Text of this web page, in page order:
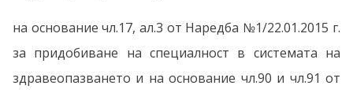
на основание чл.17, ал.3 от Наредба №1/22.01.2015 г.
за придобиване на специалност в системата на
здравеопазването и на основание чл.90 и чл.91 от